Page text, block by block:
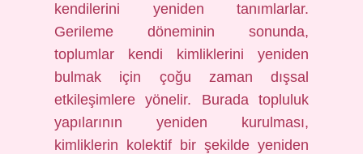
kendilerini yeniden tanımlarlar.
Gerileme döneminin sonunda,
toplumlar kendi kimliklerini yeniden
bulmak için çoğu zaman dışsal
etkileşimlere yönelir. Burada topluluk
yapılarının yeniden kurulması,
kimliklerin kolektif bir şekilde yeniden